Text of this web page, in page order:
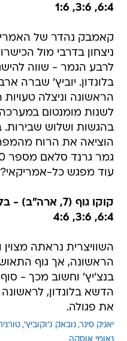
6:4, 3:6, 1:6
לרבע הגמר - שווה
בלונדון. יוביץ' שברה
הראשונה וניצלה
לשנות מומנטום
בהגשות ושלוש
הוציאה את הרוח
עוד מפגש כל-אמריקאי?
קוקו גוף (7, ארה"ב) - בלינדה בנצ'יץ' (11, שוויץ)
6:4, 3:6, 4:6
השוויצרית נראתה
בנצ'יץ' וחשוב מכך -
הדשא בלונדון,
את פגולה.
יאניק סינר נובאק ג'וקוביץ'